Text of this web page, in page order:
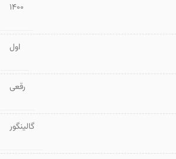
1400
اول
رقعی
گالینگور